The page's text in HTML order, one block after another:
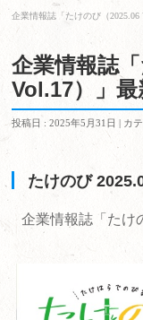
企業情報誌「たけのび（
企業情報誌
Vol.17）」
投稿日 : 2025年5月31日 | カ
たけのび
企業情報誌「たけ